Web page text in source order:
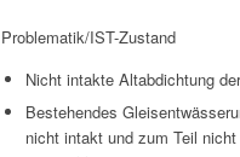
Problematik/IST-Zustand
Nicht intakte Altabdichtung
Bestehendes
nicht intakt und zum Teil